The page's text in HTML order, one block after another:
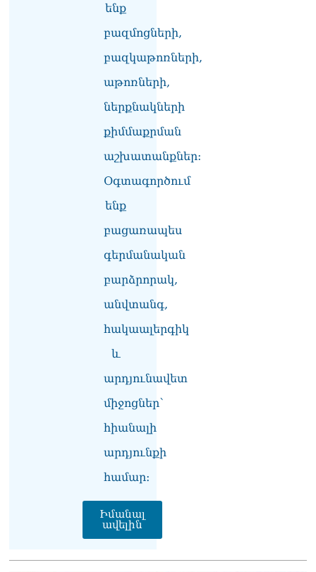
ենք
բազմոցների,
բազկաթոռների,
աթոռների,
ներքնակների
քիմմաքրման
աշխատանքներ:
Օգտագործում
ենք
բացառապես
գերմանական
բարձրորակ,
անվտանգ,
հակաալերգիկ
և
արդյունավետ
միջոցներ՝
հիանալի
արդյունքի
համար։
Իմանալ
ավելին